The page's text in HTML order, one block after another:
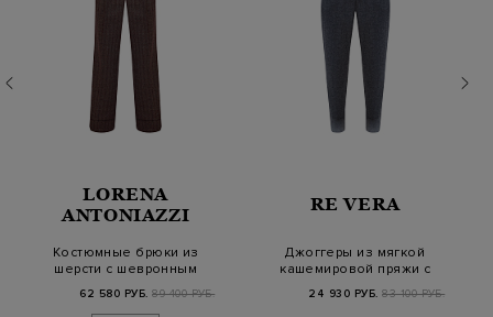
LORENA
ANTONIAZZI
Костюмные брюки из
шерсти с шевронным
узором и защипам…
62 580 РУБ. 89 400 РУБ.
RE VERA
Джоггеры из мягкой
кашемировой пряжи с
эффектом градие…
24 930 РУБ. 83 100 РУБ.